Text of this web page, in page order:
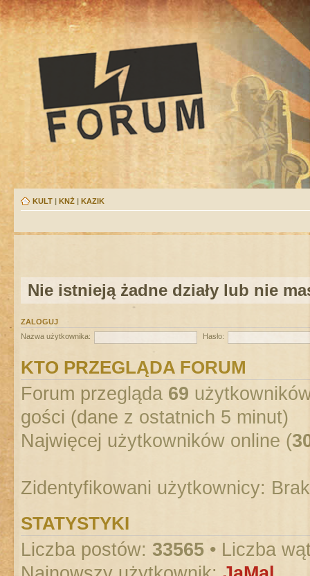
KULT | KNŻ | KAZIK
Nie istnieją żadne działy lub nie
ZALOGUJ
Nazwa użytkownika:
Hasło:
KTO PRZEGLĄDA FORUM
Forum przegląda 69
gości (dane z ostatnich 5 minut)
Najwięcej użytkowników online (
Zidentyfikowani użytkownicy:
STATYSTYKI
Liczba postów: 33565 • Liczba